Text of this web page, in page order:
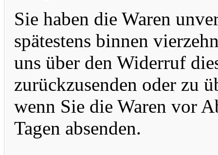
Sie haben die Waren
spätestens binnen
uns über den Widerruf
zurückzusenden oder zu
wenn Sie die Waren vor
Tagen absenden.